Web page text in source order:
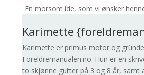
En morsom ide, som vi ønsker
Karimette
Karimette er primus motor og
Foreldremanualen.no. Hun er en
to skjønne gutter på 3 og 8 år, samt